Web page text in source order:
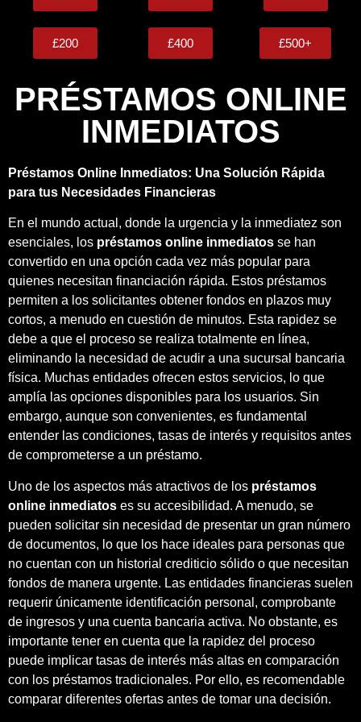
£200 £400 £500+
PRÉSTAMOS ONLINE
INMEDIATOS
Préstamos Online Inmediatos: Una Solución Rápida
para tus Necesidades Financieras
En el mundo actual, donde la urgencia y la inmediatez son
esenciales, los préstamos online inmediatos se han
convertido en una opción cada vez más popular para
quienes necesitan financiación rápida. Estos préstamos
permiten a los solicitantes obtener fondos en plazos muy
cortos, a menudo en cuestión de minutos. Esta rapidez se
debe a que el proceso se realiza totalmente en línea,
eliminando la necesidad de acudir a una sucursal bancaria
física. Muchas entidades ofrecen estos servicios, lo que
amplía las opciones disponibles para los usuarios. Sin
embargo, aunque son convenientes, es fundamental
entender las condiciones, tasas de interés y requisitos antes
de comprometerse a un préstamo.
Uno de los aspectos más atractivos de los préstamos
online inmediatos es su accesibilidad. A menudo, se
pueden solicitar sin necesidad de presentar un gran número
de documentos, lo que los hace ideales para personas que
no cuentan con un historial crediticio sólido o que necesitan
fondos de manera urgente. Las entidades financieras suelen
requerir únicamente identificación personal, comprobante
de ingresos y una cuenta bancaria activa. No obstante, es
importante tener en cuenta que la rapidez del proceso
puede implicar tasas de interés más altas en comparación
con los préstamos tradicionales. Por ello, es recomendable
comparar diferentes ofertas antes de tomar una decisión.